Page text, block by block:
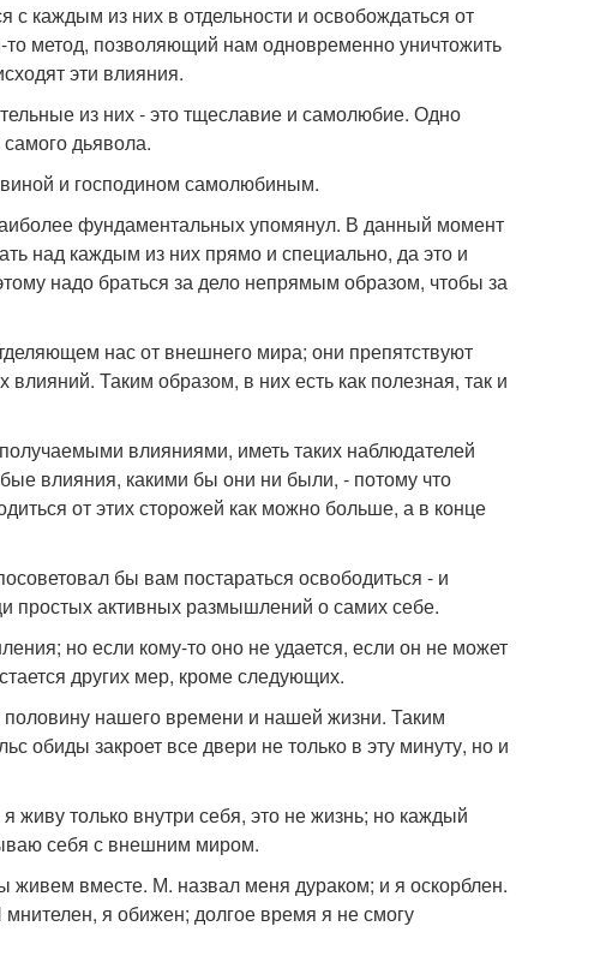
с каждым из них в отдельности и освобождаться от
метод, позволяющий нам одновременно уничтожить
эти влияния.
из них - это тщеславие и самолюбие. Одно
дьявола.
и господином самолюбиным.
фундаментальных упомянул. В данный момент
над каждым из них прямо и специально, да это и
надо браться за дело непрямым образом, чтобы за
нас от внешнего мира; они препятствуют
Таким образом, в них есть как полезная, так и
влияниями, иметь таких наблюдателей
влияния, какими бы они ни были, - потому что
от этих сторожей как можно больше, а в конце
бы вам постараться освободиться - и
простых активных размышлений о самих себе.
но если кому-то оно не удается, если он не может
других мер, кроме следующих.
нашего времени и нашей жизни. Таким
обиды закроет все двери не только в эту минуту, но и
живу только внутри себя, это не жизнь; но каждый
себя с внешним миром.
живем вместе. М. назвал меня дураком; и я оскорблен.
я обижен; долгое время я не смогу